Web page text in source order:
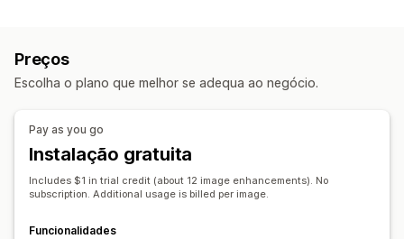
Edição em lote
Transferir
Redimensionamento
Ações
Preços
Escolha o plano que melhor se adequa ao negócio.
Pay as you go
Instalação gratuita
Includes $1 in trial credit (about 12 image enhancements). No
subscription. Additional usage is billed per image.
Funcionalidades